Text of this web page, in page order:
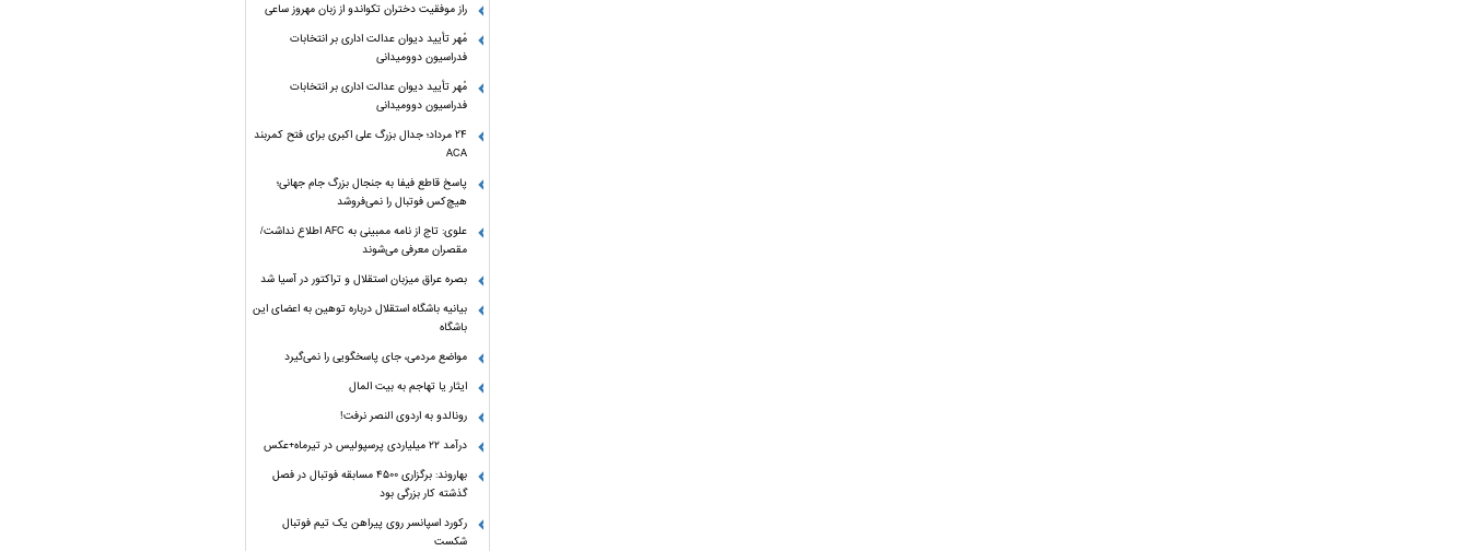
راز موفقیت دختران تکواندو از زبان مهروز ساعی
مُهر تأیید دیوان عدالت اداری بر انتخابات
فدراسیون دوومیدانی
مُهر تأیید دیوان عدالت اداری بر انتخابات
فدراسیون دوومیدانی
24 مرداد؛ جدال بزرگ علی‌ اکبری برای فتح کمربند
ACA
پاسخ قاطع فیفا به جنجال بزرگ جام جهانی؛
هیچ‌کس فوتبال را نمی‌فروشد
علوی: تاج از نامه ممبینی به AFC اطلاع نداشت/
مقصران معرفی می‌شوند
بصره عراق میزبان استقلال و تراکتور در آسیا شد
بیانیه باشگاه استقلال درباره توهین به اعضای این
باشگاه
مواضع مردمی، جای پاسخگویی را نمی‌گیرد
ایثار یا تهاجم به بیت المال
رونالدو به اردوی النصر نرفت!
درآمد ۲۲ میلیاردی پرسپولیس در تیرماه+عکس
بهاروند: برگزاری ۴۵۰۰ مسابقه فوتبال در فصل
گذشته کار بزرگی بود
رکورد اسپانسر روی پیراهن یک تیم فوتبال
شکست